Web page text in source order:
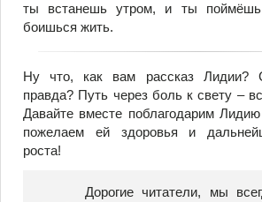
ты встанешь утром, и ты
боишься жить.
Ну что, как вам рассказ Лидии?
правда? Путь через боль к свету –
Давайте вместе поблагодарим
пожелаем ей здоровья и
роста!
Дорогие читатели, мы